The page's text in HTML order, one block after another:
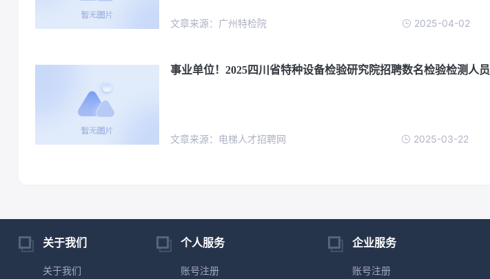
文章来源：广州特检院 2025-04-02
事业单位！2025四川省特种设备检验研究院招聘数名检验检测人员
文章来源：电梯人才招聘网 2025-03-22
关于我们
关于我们
个人服务
账号注册
企业服务
账号注册